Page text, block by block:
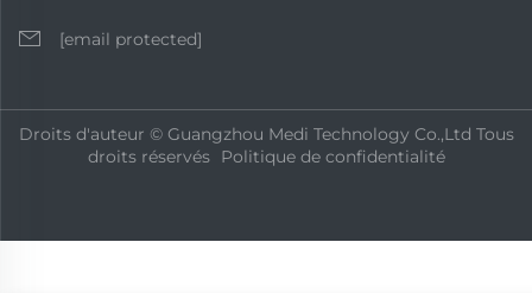
[email protected]
Droits d'auteur © Guangzhou Medi Technology Co.,Ltd Tous
droits réservés Politique de confidentialité